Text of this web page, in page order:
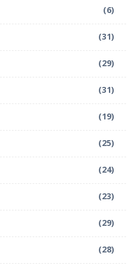
(6)
(31)
(29)
(31)
(19)
(25)
(24)
(23)
(29)
(28)